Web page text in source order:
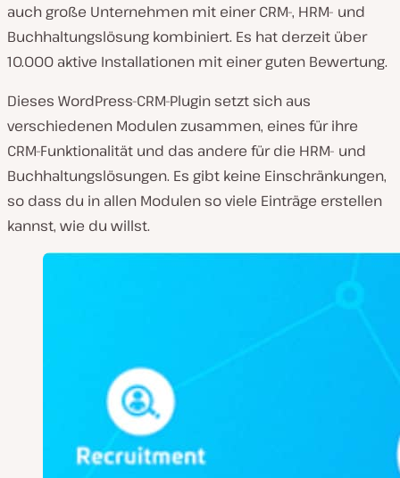
auch große Unternehmen mit einer CRM-, HRM- und
Buchhaltungslösung kombiniert. Es hat derzeit über
10.000 aktive Installationen mit einer guten Bewertung.
Dieses WordPress-CRM-Plugin setzt sich aus
verschiedenen Modulen zusammen, eines für ihre
CRM-Funktionalität und das andere für die HRM- und
Buchhaltungslösungen. Es gibt keine Einschränkungen,
so dass du in allen Modulen so viele Einträge erstellen
kannst, wie du willst.